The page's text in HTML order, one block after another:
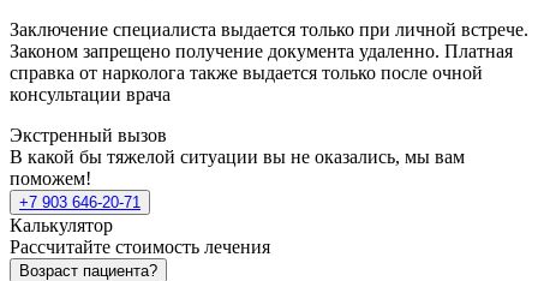
Заключение специалиста выдается только при личной встрече.
Законом запрещено получение документа удаленно. Платная
справка от нарколога также выдается только после очной
консультации врача
Экстренный вызов
В какой бы тяжелой ситуации вы не оказались, мы вам
поможем!
+7 903 646-20-71
Калькулятор
Рассчитайте стоимость лечения
Возраст пациента?